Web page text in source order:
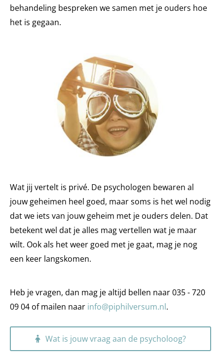
behandeling bespreken we samen met je ouders hoe
het is gegaan.
Wat jij vertelt is privé. De psychologen bewaren al
jouw geheimen heel goed, maar soms is het wel nodig
dat we iets van jouw geheim met je ouders delen. Dat
betekent wel dat je alles mag vertellen wat je maar
wilt. Ook als het weer goed met je gaat, mag je nog
een keer langskomen.
Heb je vragen, dan mag je altijd bellen naar035 - 720
09 04 of mailen naar info@piphilversum.nl.
Wat is jouw vraag aan de psycholoog?